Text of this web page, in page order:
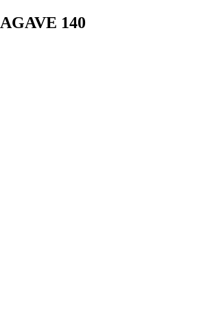
AGAVE 140